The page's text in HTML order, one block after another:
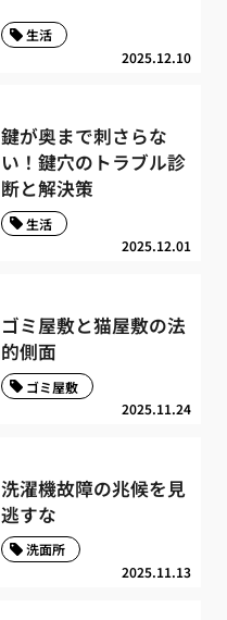
2025.12.10
生活
鍵が奥まで刺さらな
い！鍵穴のトラブル診
断と解決策
2025.12.01
生活
ゴミ屋敷と猫屋敷の法
的側面
2025.11.24
ゴミ屋敷
洗濯機故障の兆候を見
逃すな
2025.11.13
洗面所